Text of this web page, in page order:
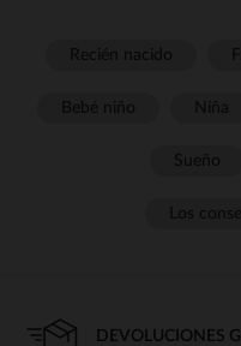
DEVOLUCIONES